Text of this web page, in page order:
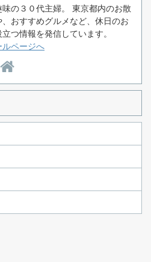
の３０代主婦。 東京都内のお散
おすすめグルメなど、休日のお
つ情報を発信しています。
ページへ